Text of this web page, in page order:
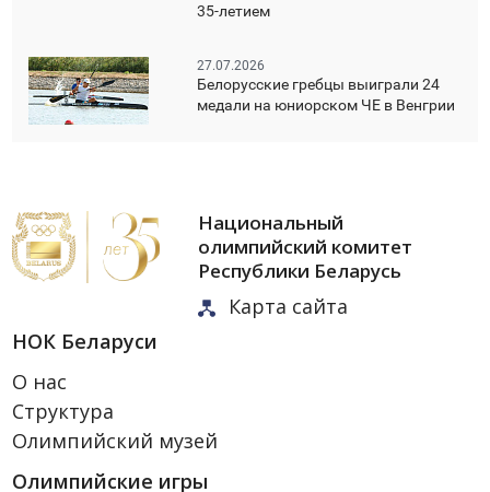
35-летием
27.07.2026
Белорусские гребцы выиграли 24
медали на юниорском ЧЕ в Венгрии
Национальный
олимпийский комитет
Республики Беларусь
Карта сайта
НОК Беларуси
О нас
Структура
Олимпийский музей
Олимпийские игры